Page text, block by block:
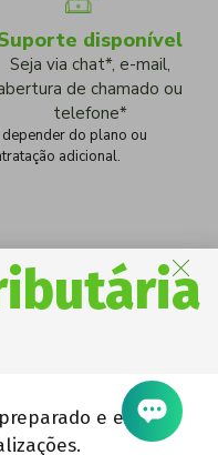
disponível
Seja via chat*, e-mail,
de chamado ou
telefone*
do plano ou
adicional.
e em